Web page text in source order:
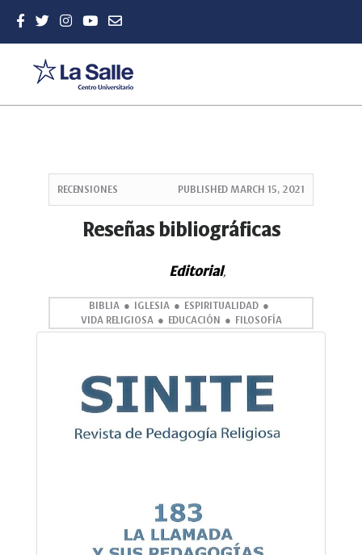
RECENSIONES PUBLISHED MARCH 15, 2021
Reseñas bibliográficas
Editorial,
BIBLIA IGLESIA
ESPIRITUALIDAD
VIDA RELIGIOSA
EDUCACIÓN FILOSOFÍA